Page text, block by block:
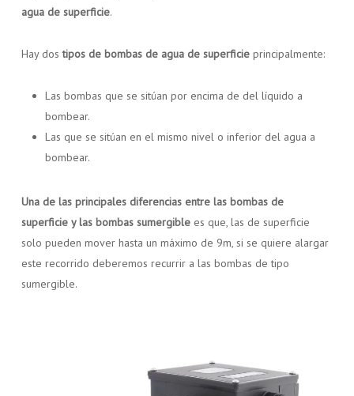
agua de superficie.
Hay dostipos de bombas de agua de superficieprincipalmente:
Las bombas que se sitúan por encima de del líquido a
bombear.
Las que se sitúan en el mismo nivel o inferior del agua a
bombear.
Una de las principales diferencias entre las bombas de
superficie y las bombas sumergible es que, las de superficie
solo pueden mover hasta un máximo de 9m, si se quiere alargar
este recorrido deberemos recurrir a las bombas de tipo
sumergible.